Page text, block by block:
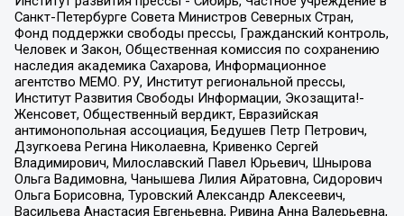
Санкт-Петербурге Совета Министров Северных Стран,
Фонд поддержки свободы прессы, Гражданский контроль,
Человек и Закон, Общественная комиссия по сохранению
наследия академика Сахарова, Информационное
агентство МЕМО. РУ, Институт региональной прессы,
Институт Развития Свободы Информации, Экозащита!-
Женсовет, Общественный вердикт, Евразийская
антимонопольная ассоциация, Бедушев Петр Петрович,
Дзугкоева Регина Николаевна, Кривенко Сергей
Владимирович, Милославский Павел Юрьевич, Шнырова
Ольга Вадимовна, Чанышева Лилия Айратовна, Сидорович
Ольга Борисовна, Туровский Александр Алексеевич,
Васильева Анастасия Евгеньевна, Ривина Анна Валерьевна,